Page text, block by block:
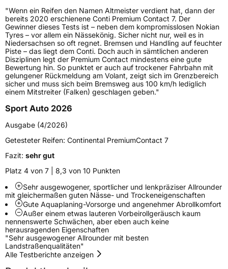
Weitere Eigenschaften
SchlauchtypTL
ZustandNeureifen
FelgenschutzFR
EU Label
Nasshaftung A
Rollgeräusch (Klasse)B
Rollgeräusch (dB)71
FahrzeugklasseC1
"Wenn ein Reifen den Namen Altmeister verdient hat, dann der
bereits 2020 erschienene Conti Premium Contact 7. Der
Gewinner dieses Tests ist – neben dem kompromisslosen Nokian
Tyres – vor allem ein Nässekönig. Sicher nicht nur, weil es in
Niedersachsen so oft regnet. Bremsen und Handling auf feuchter
Piste – das liegt dem Conti. Doch auch in sämtlichen anderen
Disziplinen legt der Premium Contact mindestens eine gute
Bewertung hin. So punktet er auch auf trockener Fahrbahn mit
gelungener Rückmeldung am Volant, zeigt sich im Grenzbereich
sicher und muss sich beim Bremsweg aus 100 km/h lediglich
einem Mitstreiter (Falken) geschlagen geben."
Sport Auto 2026
Ausgabe (4/2026)
Getesteter Reifen: Continental PremiumContact 7
Fazit: sehr gut
Platz 4 von 7 | 8,3 von 10 Punkten
Sehr ausgewogener, sportlicher und lenkpräziser Allrounder
mit gleichermaßen guten Nässe- und Trockeneigenschaften
Gute Aquaplaning-Vorsorge und angenehmer Abrollkomfort
Außer einem etwas lauteren Vorbeirollgeräusch kaum
nennenswerte Schwächen, aber eben auch keine
herausragenden Eigenschaften
"Sehr ausgewogener Allrounder mit besten
Landstraßenqualitäten"
Alle Testberichte anzeigen